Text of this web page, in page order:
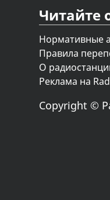
Читайте
Нормативные
Правила
О
Реклама на
Copyright ©